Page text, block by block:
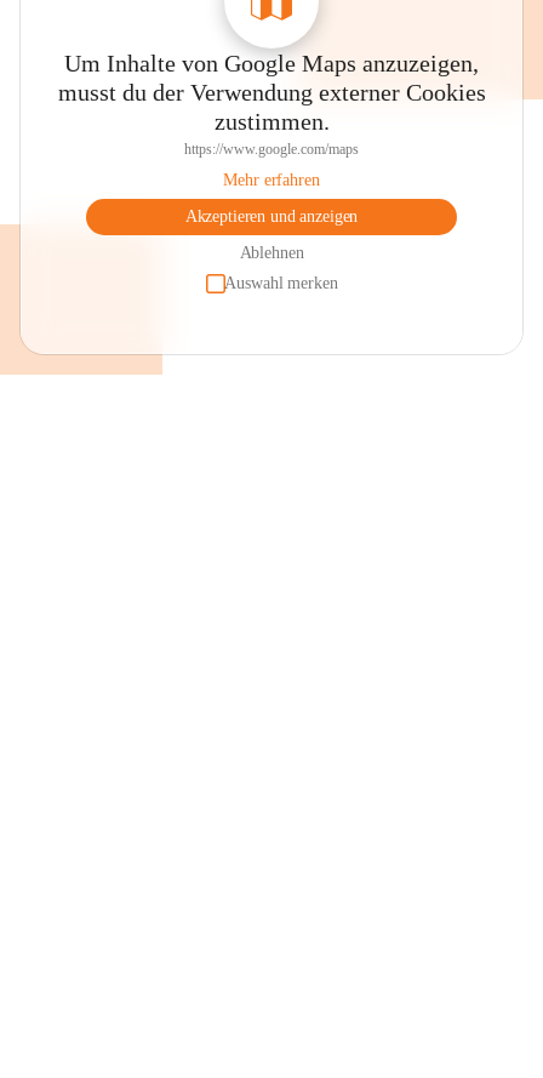
Um Inhalte von Google Maps anzuzeigen,
musst du der Verwendung externer Cookies
zustimmen.
https://www.google.com/maps
Mehr erfahren
Akzeptieren und anzeigen
Ablehnen
Auswahl merken